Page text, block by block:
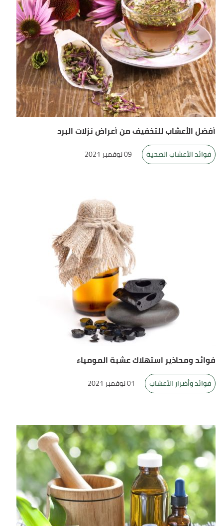
أفضل الأعشاب للتخفيف من أعراض نزلات البرد
فوائد الأعشاب الصحية 09 نوفمبر 2021
فوائد ومحاذير استهلاك عشبة المومياء
فوائد وأضرار الأعشاب 01 نوفمبر 2021